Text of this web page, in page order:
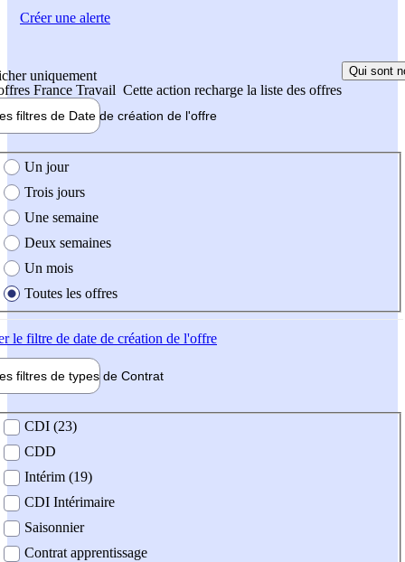
uniquement
France Travail Cette action recharge la liste des offres
Qui sont
filtres de Date de création de l'offre
création de l'offre
Un jour
Trois jours
Une semaine
Deux semaines
Un mois
Toutes les offres
le filtre de date de création de l'offre
filtres de types de Contrat
contrat
CDI (23)
CDD
Intérim (19)
CDI Intérimaire
Saisonnier
Contrat apprentissage
Créer une alerte